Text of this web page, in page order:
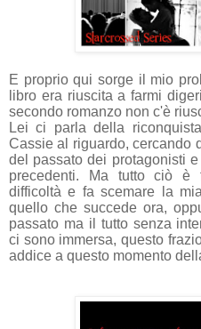
E proprio qui sorge il mio
libro era riuscita a farmi
secondo romanzo non c'è
Lei ci parla della
Cassie al riguardo, cercando
del passato dei protagonisti
precedenti. Ma tutto ciò è
difficoltà e fa scemare la
quello che succede ora,
passato ma il tutto senza
ci sono immersa, questo
addice a questo momento